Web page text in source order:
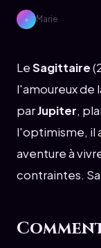
✦ Marie
LeSagittaire
l'amoureux de
parJupiter,
l'optimisme, il
aventure à
contraintes.